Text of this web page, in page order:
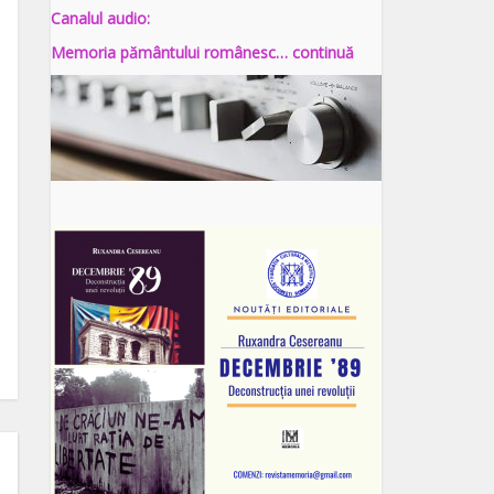
Canalul audio:
Memoria pământului românesc… continuă